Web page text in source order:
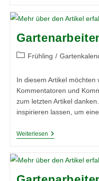
Das
Tun
Beitrags-
Frühling /
In diesem Artikel möchten
Kommentatoren und
zum letzten Artikel
inspirieren lassen, um
WeiterlesenGartenarbeiten